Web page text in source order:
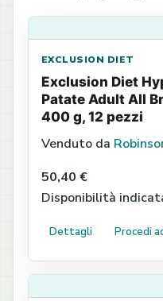
EXCLUSION DIET
Exclusion Diet
Patate Adult All
400 g, 12 pezzi
Venduto da
50,40 €
Disponibilità
Dettagli Procedi